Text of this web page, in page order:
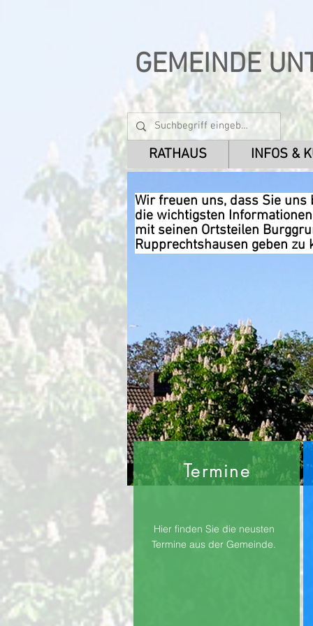
GEMEINDE
RATHAUS INFOS &
Wir freuen uns, dass Sie uns
die wichtigsten
mit seinen Ortsteilen
Rupprechtshausen geben zu
Termine
Hier finden Sie die neusten
Termine aus der Gemeinde.